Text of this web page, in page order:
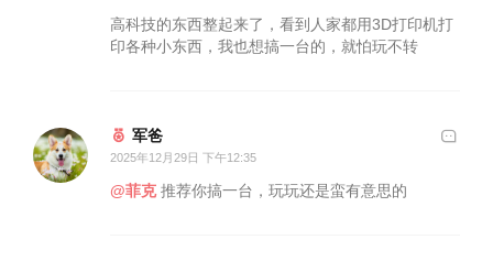
高科技的东西整起来了，看到人家都用3D打印机打
印各种小东西，我也想搞一台的，就怕玩不转
军爸
2025年12月29日 下午12:35
@菲克推荐你搞一台，玩玩还是蛮有意思的